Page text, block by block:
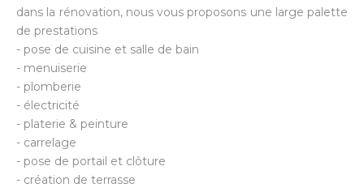
dans la rénovation, nous vous proposons une large palette
de prestations
- pose de cuisine et salle de bain
- menuiserie
- plomberie
- électricité
- platerie & peinture
- carrelage
- pose de portail et clôture
- création de terrasse